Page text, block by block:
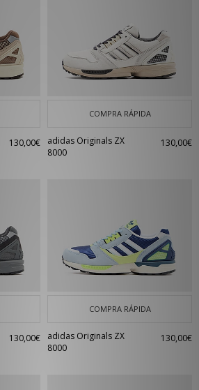
130,00€
COMPRA RÁPIDA
adidas Originals ZX
8000
130,00€
130,00€
COMPRA RÁPIDA
adidas Originals ZX
8000
130,00€